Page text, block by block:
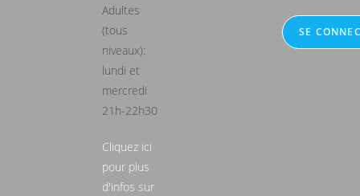
Adultes
(tous
niveaux):
lundi et
mercredi
21h-22h30
Cliquez ici
pour plus
d'infos sur